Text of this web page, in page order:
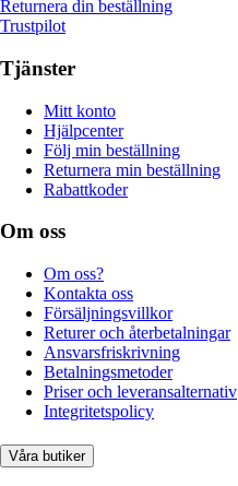
Returnera din beställning
Trustpilot
Tjänster
Mitt konto
Hjälpcenter
Följ min beställning
Returnera min beställning
Rabattkoder
Om oss
Om oss?
Kontakta oss
Försäljningsvillkor
Returer och återbetalningar
Ansvarsfriskrivning
Betalningsmetoder
Priser och leveransalternativ
Integritetspolicy
Våra butiker